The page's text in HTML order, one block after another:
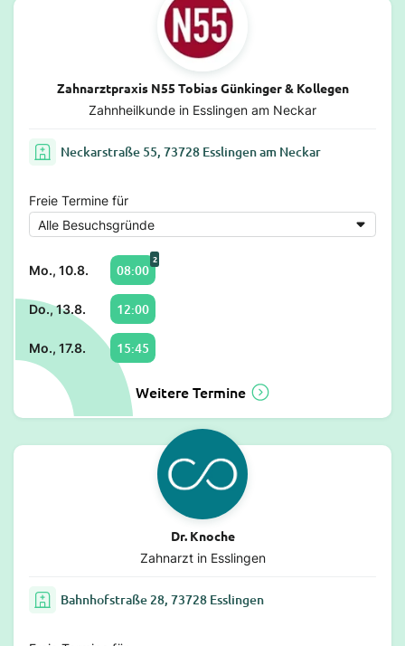
Zahnarztpraxis N55 Tobias Günkinger & Kollegen
Zahnheilkunde in Esslingen am Neckar
Neckarstraße 55, 73728 Esslingen am Neckar
Freie Termine für
Mo., 10.8. 08:00
2
Do., 13.8. 12:00
Mo., 17.8. 15:45
Weitere Termine
Dr. Knoche
Zahnarzt in Esslingen
Bahnhofstraße 28, 73728 Esslingen